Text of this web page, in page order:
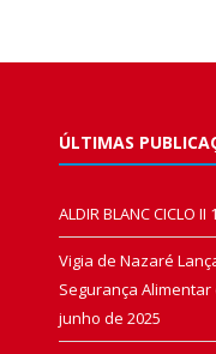
ÚLTIMAS
ALDIR BLANC CICLO II
Vigia de Nazaré
Segurança
junho de 2025